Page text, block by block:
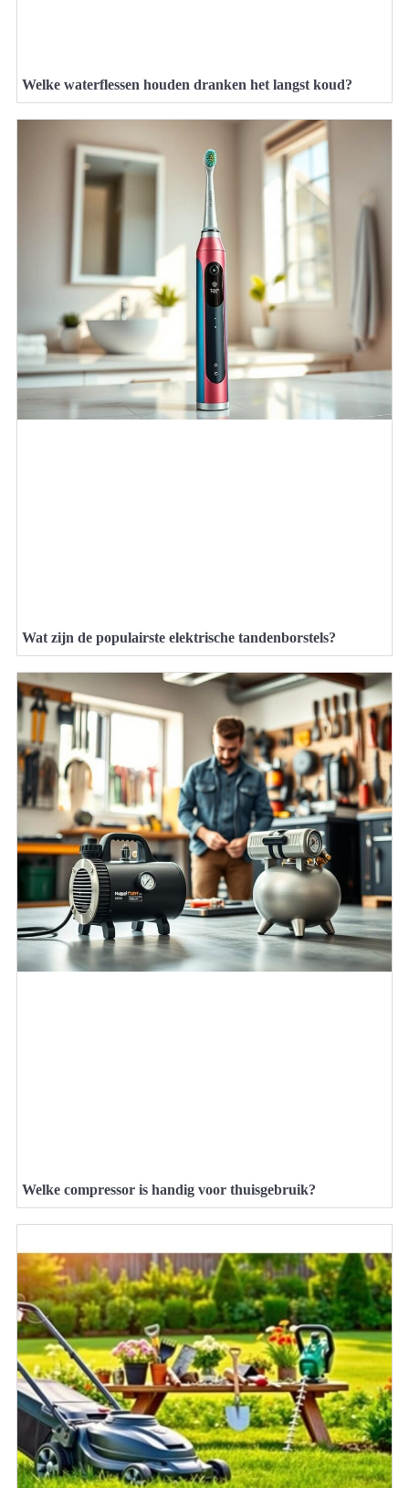
Welke waterflessen houden dranken het langst koud?
Wat zijn de populairste elektrische tandenborstels?
Welke compressor is handig voor thuisgebruik?